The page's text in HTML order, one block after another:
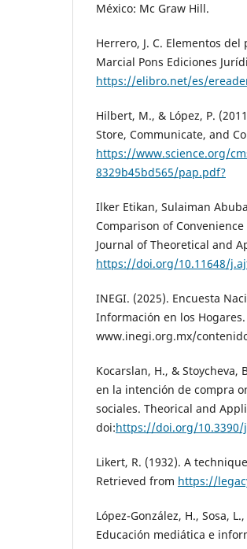
México: Mc Graw Hill.
Herrero, J. C. Elementos
Marcial Pons Ediciones
https://elibro.net/es/
Hilbert, M., & López, P.
Store, Communicate, and
https://www.science.org/
8329b45bd565/pap.pdf?
Ilker Etikan, Sulaiman
Comparison of
Journal of Theoretical and
https://doi.org/10.11648/
INEGI. (2025). Encuesta
Información en los
www.inegi.org.mx/
Kocarslan, H., &
en la intención de compra
sociales. Theorical and
doi:https://doi.org/10.3390/
Likert, R. (1932). A
Retrieved from https://
López-González, H., Sosa,
Educación mediática e